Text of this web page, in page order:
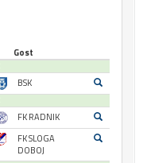
Gost
BSK
FK RADNIK
FK SLOGA
DOBOJ